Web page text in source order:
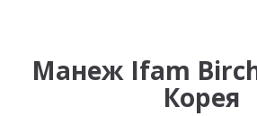
Манеж Ifam
Корея